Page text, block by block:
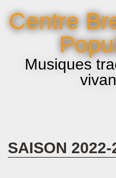
Centre
Musiques
Infos pratiques
SAISON 2022-